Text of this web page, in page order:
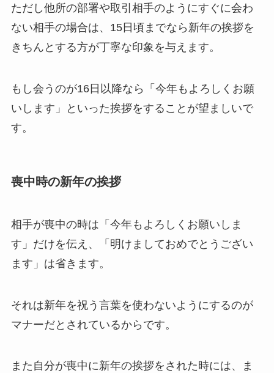
ただし他所の部署や取引相手のようにすぐに会わ
ない相手の場合は、15日頃までなら新年の挨拶を
きちんとする方が丁寧な印象を与えます。
もし会うのが16日以降なら「今年もよろしくお願
いします」といった挨拶をすることが望ましいで
す。
喪中時の新年の挨拶
相手が喪中の時は「今年もよろしくお願いしま
す」だけを伝え、「明けましておめでとうござい
ます」は省きます。
それは新年を祝う言葉を使わないようにするのが
マナーだとされているからです。
また自分が喪中に新年の挨拶をされた時には、ま